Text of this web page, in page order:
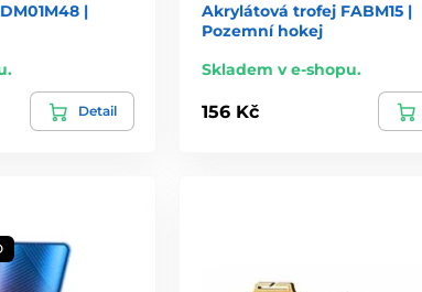
|
Detail
Akrylátová trofej FABM15 |
Pozemní hokej
Skladem v e-shopu.
156 Kč